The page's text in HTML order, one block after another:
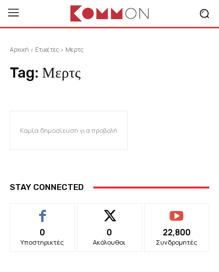
Αρχική Ετικέτες Μερτς
Tag: Μερτς
Καμία δημοσίευση για προβολή
STAY CONNECTED
0
Υποστηρικτές
0
Ακόλουθοι
22,800
Συνδρομητές